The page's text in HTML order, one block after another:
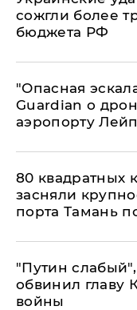
сожгли более
бюджета РФ
"Опасная
Guardian о
аэропорту
80 квадратных
засняли
порта Тамань
​"Путин
обвинил главу
войны